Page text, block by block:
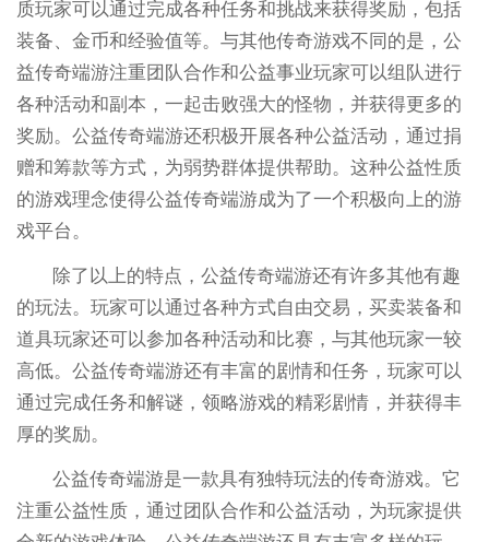
质玩家可以通过完成各种任务和挑战来获得奖励，包括
装备、金币和经验值等。与其他传奇游戏不同的是，公
益传奇端游注重团队合作和公益事业玩家可以组队进行
各种活动和副本，一起击败强大的怪物，并获得更多的
奖励。公益传奇端游还积极开展各种公益活动，通过捐
赠和筹款等方式，为弱势群体提供帮助。这种公益性质
的游戏理念使得公益传奇端游成为了一个积极向上的游
戏平台。
除了以上的特点，公益传奇端游还有许多其他有趣
的玩法。玩家可以通过各种方式自由交易，买卖装备和
道具玩家还可以参加各种活动和比赛，与其他玩家一较
高低。公益传奇端游还有丰富的剧情和任务，玩家可以
通过完成任务和解谜，领略游戏的精彩剧情，并获得丰
厚的奖励。
公益传奇端游是一款具有独特玩法的传奇游戏。它
注重公益性质，通过团队合作和公益活动，为玩家提供